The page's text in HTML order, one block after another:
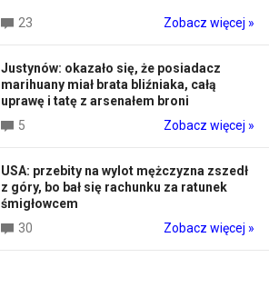
23 Zobacz więcej »
Justynów: okazało się, że posiadacz
marihuany miał brata bliźniaka, całą
uprawę i tatę z arsenałem broni
5
Zobacz więcej »
USA: przebity na wylot mężczyzna zszedł
z góry, bo bał się rachunku za ratunek
śmigłowcem
30
Zobacz więcej »